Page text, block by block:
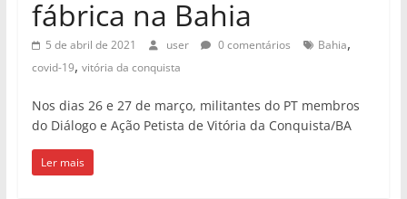
fábrica na Bahia
5 de abril de 2021 user 0 comentários Bahia,
covid-19, vitória da conquista
Nos dias 26 e 27 de março, militantes do PT membros
do Diálogo e Ação Petista de Vitória da Conquista/BA
Ler mais